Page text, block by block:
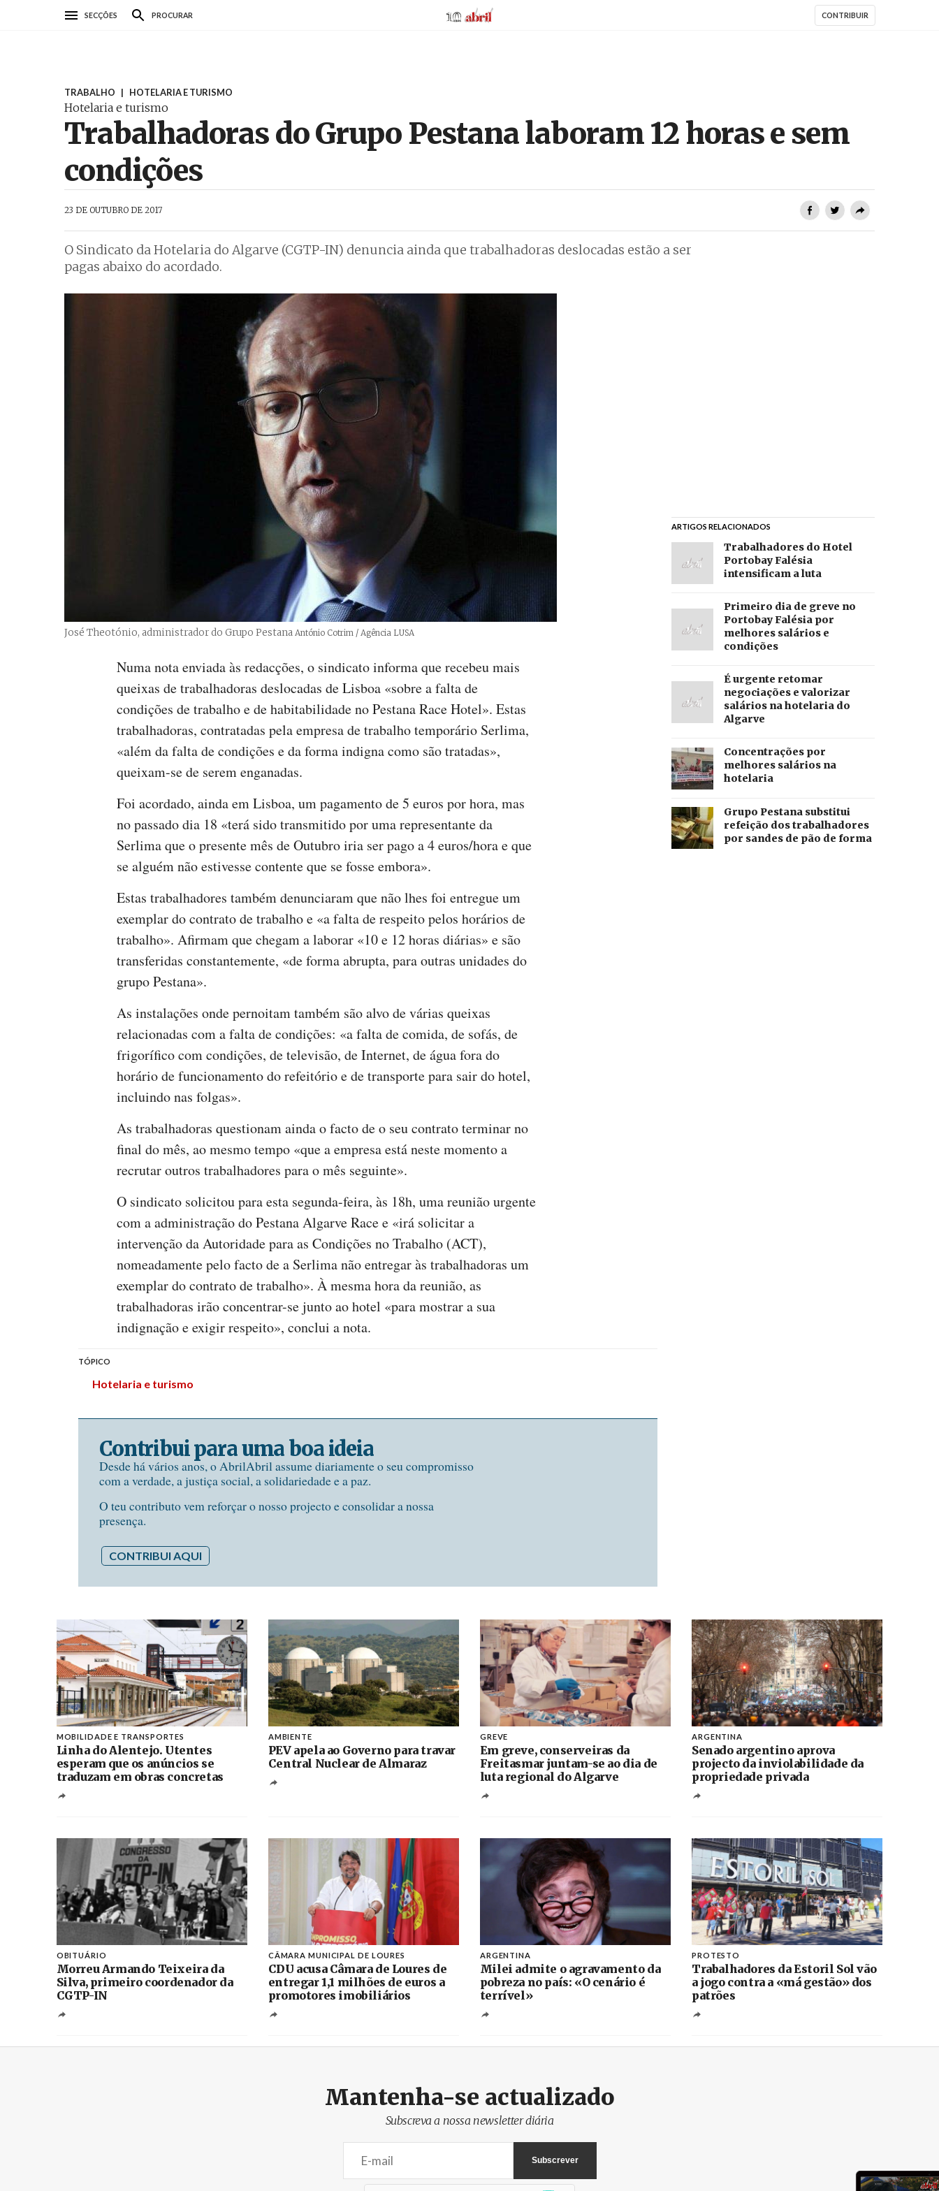
SECÇÕES PROCURAR AbrilAbril CONTRIBUIR
TRABALHO | HOTELARIA E TURISMO
Hotelaria e turismo
Trabalhadoras do Grupo Pestana laboram 12 horas e sem
condições
23 DE OUTUBRO DE 2017
O Sindicato da Hotelaria do Algarve (CGTP-IN) denuncia ainda que trabalhadoras deslocadas estão a ser
pagas abaixo do acordado.
José Theotónio, administrador do Grupo Pestana Créditos
António Cotrim / Agência LUSA
Numa nota enviada às redacções, o sindicato informa que recebeu mais
queixas de trabalhadoras deslocadas de Lisboa «sobre a falta de
condições de trabalho e de habitabilidade no Pestana Race Hotel». Estas
trabalhadoras, contratadas pela empresa de trabalho temporário Serlima,
«além da falta de condições e da forma indigna como são tratadas»,
queixam-se de serem enganadas.
Foi acordado, ainda em Lisboa, um pagamento de 5 euros por hora, mas
no passado dia 18 «terá sido transmitido por uma representante da
Serlima que o presente mês de Outubro iria ser pago a 4 euros/hora e que
se alguém não estivesse contente que se fosse embora».
Estas trabalhadores também denunciaram que não lhes foi entregue um
exemplar do contrato de trabalho e «a falta de respeito pelos horários de
trabalho». Afirmam que chegam a laborar «10 e 12 horas diárias» e são
transferidas constantemente, «de forma abrupta, para outras unidades do
grupo Pestana».
As instalações onde pernoitam também são alvo de várias queixas
relacionadas com a falta de condições: «a falta de comida, de sofás, de
frigorífico com condições, de televisão, de Internet, de água fora do
horário de funcionamento do refeitório e de transporte para sair do hotel,
incluindo nas folgas».
As trabalhadoras questionam ainda o facto de o seu contrato terminar no
final do mês, ao mesmo tempo «que a empresa está neste momento a
recrutar outros trabalhadores para o mês seguinte».
O sindicato solicitou para esta segunda-feira, às 18h, uma reunião urgente
com a administração do Pestana Algarve Race e «irá solicitar a
intervenção da Autoridade para as Condições no Trabalho (ACT),
nomeadamente pelo facto de a Serlima não entregar às trabalhadoras um
exemplar do contrato de trabalho». À mesma hora da reunião, as
trabalhadoras irão concentrar-se junto ao hotel «para mostrar a sua
indignação e exigir respeito», conclui a nota.
TÓPICO
Hotelaria e turismo
Contribui para uma boa ideia
Desde há vários anos, o AbrilAbril assume diariamente o seu compromisso
com a verdade, a justiça social, a solidariedade e a paz.
O teu contributo vem reforçar o nosso projecto e consolidar a nossa
presença.
CONTRIBUI AQUI
ARTIGOS RELACIONADOS
Trabalhadores do Hotel
Portobay Falésia
intensificam a luta
Primeiro dia de greve no
Portobay Falésia por
melhores salários e
condições
É urgente retomar
negociações e valorizar
salários na hotelaria do
Algarve
Concentrações por
melhores salários na
hotelaria
Grupo Pestana substitui
refeição dos trabalhadores
por sandes de pão de forma
MOBILIDADE E TRANSPORTES
Linha do Alentejo. Utentes
esperam que os anúncios se
traduzam em obras concretas
AMBIENTE
PEV apela ao Governo para travar
Central Nuclear de Almaraz
GREVE
Em greve, conserveiras da
Freitasmar juntam-se ao dia de
luta regional do Algarve
ARGENTINA
Senado argentino aprova
projecto da inviolabilidade da
propriedade privada
OBITUÁRIO
Morreu Armando Teixeira da
Silva, primeiro coordenador da
CGTP-IN
CÂMARA MUNICIPAL DE LOURES
CDU acusa Câmara de Loures de
entregar 1,1 milhões de euros a
promotores imobiliários
ARGENTINA
Milei admite o agravamento da
pobreza no país: «O cenário é
terrível»
PROTESTO
Trabalhadores da Estoril Sol vão
a jogo contra a «má gestão» dos
patrões
Mantenha-se actualizado
Subscreva a nossa newsletter diária